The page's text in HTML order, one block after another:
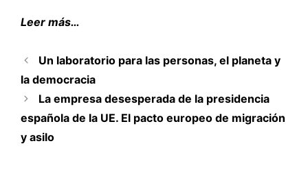
Leer más…
Un laboratorio para las personas, el planeta y
la democracia
La empresa desesperada de la presidencia
española de la UE. El pacto europeo de migración
y asilo